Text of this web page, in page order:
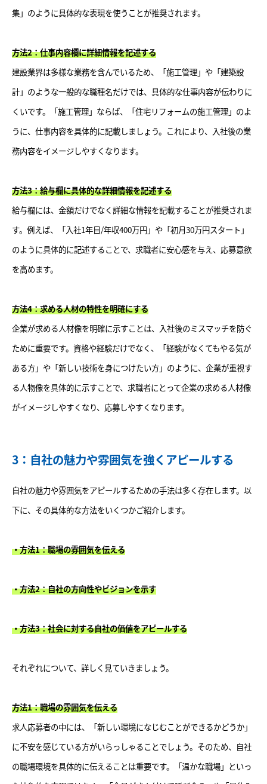
集」のように具体的な表現を使うことが推奨されます。
方法2：仕事内容欄に詳細情報を記述する
建設業界は多様な業務を含んでいるため、「施工管理」や「建築設
計」のような一般的な職種名だけでは、具体的な仕事内容が伝わりに
くいです。「施工管理」ならば、「住宅リフォームの施工管理」のよ
うに、仕事内容を具体的に記載しましょう。これにより、入社後の業
務内容をイメージしやすくなります。
方法3：給与欄に具体的な詳細情報を記述する
給与欄には、金額だけでなく詳細な情報を記載することが推奨されま
す。例えば、「入社1年目/年収400万円」や「初月30万円スタート」
のように具体的に記述することで、求職者に安心感を与え、応募意欲
を高めます。
方法4：求める人材の特性を明確にする
企業が求める人材像を明確に示すことは、入社後のミスマッチを防ぐ
ために重要です。資格や経験だけでなく、「経験がなくてもやる気が
ある方」や「新しい技術を身につけたい方」のように、企業が重視す
る人物像を具体的に示すことで、求職者にとって企業の求める人材像
がイメージしやすくなり、応募しやすくなります。
3：自社の魅力や雰囲気を強くアピールする
自社の魅力や雰囲気をアピールするための手法は多く存在します。以
下に、その具体的な方法をいくつかご紹介します。
・方法1：職場の雰囲気を伝える
・方法2：自社の方向性やビジョンを示す
・方法3：社会に対する自社の価値をアピールする
それぞれについて、詳しく見ていきましょう。
方法1：職場の雰囲気を伝える
求人応募者の中には、「新しい環境になじむことができるかどうか」
に不安を感じている方がいらっしゃることでしょう。そのため、自社
の職場環境を具体的に伝えることは重要です。「温かな職場」といっ